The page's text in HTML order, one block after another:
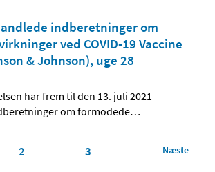
indberetninger om
ved COVID-19 Vaccine
& Johnson), uge 28
har frem til den 13. juli 2021
om formodede…
2 3 Næste